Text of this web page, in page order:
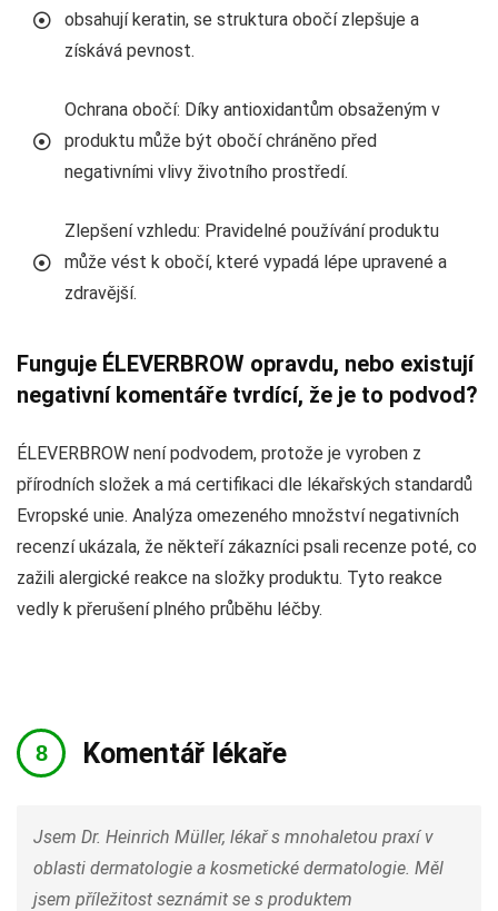
obsahují keratin, se struktura obočí zlepšuje a
získává pevnost.
Ochrana obočí: Díky antioxidantům obsaženým v
produktu může být obočí chráněno před
negativními vlivy životního prostředí.
Zlepšení vzhledu: Pravidelné používání produktu
může vést k obočí, které vypadá lépe upravené a
zdravější.
Funguje ÉLEVERBROW opravdu, nebo existují
negativní komentáře tvrdící, že je to podvod?
ÉLEVERBROW není podvodem, protože je vyroben z
přírodních složek a má certifikaci dle lékařských standardů
Evropské unie. Analýza omezeného množství negativních
recenzí ukázala, že někteří zákazníci psali recenze poté, co
zažili alergické reakce na složky produktu. Tyto reakce
vedly k přerušení plného průběhu léčby.
Komentář lékaře
Jsem Dr. Heinrich Müller, lékař s mnohaletou praxí v
oblasti dermatologie a kosmetické dermatologie. Měl
jsem příležitost seznámit se s produktem